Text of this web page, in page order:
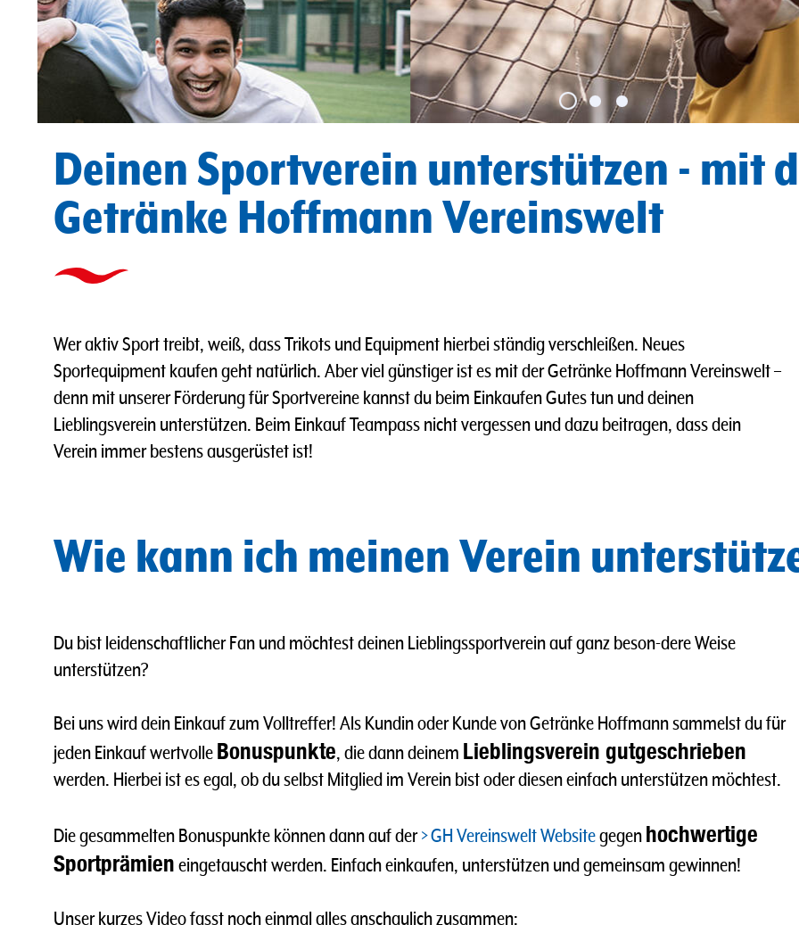
Deinen Sportverein unterstützen - mit
Getränke Hoffmann Vereinswelt
Wer aktiv Sport treibt, weiß, dass Trikots und Equipment hierbei ständig verschleißen. Neues
Sportequipment kaufen geht natürlich. Aber viel günstiger ist es mit der Getränke Hoffmann Vereinswelt –
denn mit unserer Förderung für Sportvereine kannst du beim Einkaufen Gutes tun und deinen
Lieblingsverein unterstützen. Beim Einkauf Teampass nicht vergessen und dazu beitragen, dass dein
Verein immer bestens ausgerüstet ist!
Wie kann ich meinen Verein
Du bist leidenschaftlicher Fan und möchtest deinen Lieblingssportverein auf ganz beson-dere Weise
unterstützen?
Bei uns wird dein Einkauf zum Volltreffer! Als Kundin oder Kunde von Getränke Hoffmann sammelst du für
jeden Einkauf wertvolle Bonuspunkte, die dann deinem Lieblingsverein gutgeschrieben
werden. Hierbei ist es egal, ob du selbst Mitglied im Verein bist oder diesen einfach unterstützen möchtest.
Die gesammelten Bonuspunkte können dann auf der GH Vereinswelt Websitegegen hochwertige
Sportprämien eingetauscht werden. Einfach einkaufen, unterstützen und gemeinsam gewinnen!
Unser kurzes Video fasst noch einmal alles anschaulich zusammen: